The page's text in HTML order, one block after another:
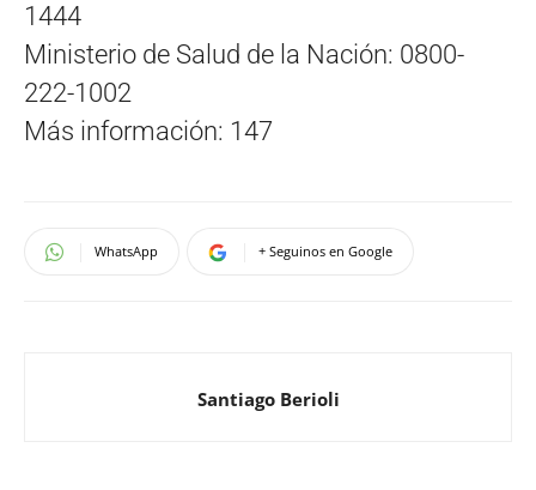
1444
Ministerio de Salud de la Nación: 0800-
222-1002
Más información: 147
WhatsApp + Seguinos en Google
Santiago Berioli